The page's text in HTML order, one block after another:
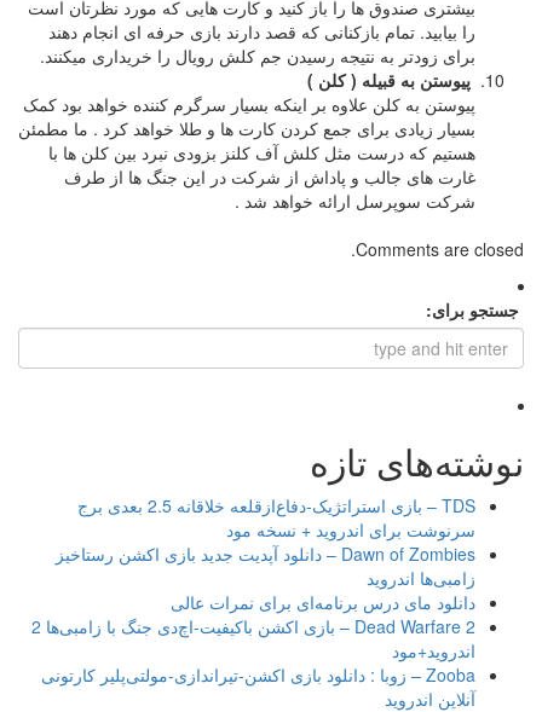
بیشتری صندوق ها را باز کنید و کارت هایی که مورد نظرتان است
را بیابید. تمام بازکنانی که قصد دارند بازی حرفه ای انجام دهند
برای زودتر به نتیجه رسیدن جم کلش رویال را خریداری میکنند.
پیوستن به قبیله ( کلن )
پیوستن به کلن علاوه بر اینکه بسیار سرگرم کننده خواهد بود کمک
بسیار زیادی برای جمع کردن کارت ها و طلا خواهد کرد . ما مطمئن
هستیم که درست مثل کلش آف کلنز بزودی نبرد بین کلن ها با
غارت های جالب و پاداش از شرکت در این جنگ ها از طرف
شرکت سوپرسل ارائه خواهد شد .
Comments are closed.
جستجو برای:
نوشته‌های تازه
TDS – بازی استراتژیک-دفاع‌از‌قلعه خلاقانه 2.5 بعدی برج
سرنوشت برای اندروید + نسخه مود
Dawn of Zombies – دانلود آپدیت جدید بازی اکشن رستاخیز
زامبی‌ها اندروید
دانلود مای درس برنامه‌ای برای نمرات عالی
Dead Warfare 2 – بازی اکشن باکیفیت-اچ‌دی جنگ با زامبی‌ها 2
اندروید+مود
Zooba – زوبا : دانلود بازی اکشن-تیراندازی-مولتی‌پلیر کارتونی
آنلاین اندروید